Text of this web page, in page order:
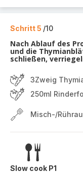
Schritt 5 /10
Nach Ablauf des
und die
schließen,
3Zweig
250ml
Misch-/
Slow cook P1